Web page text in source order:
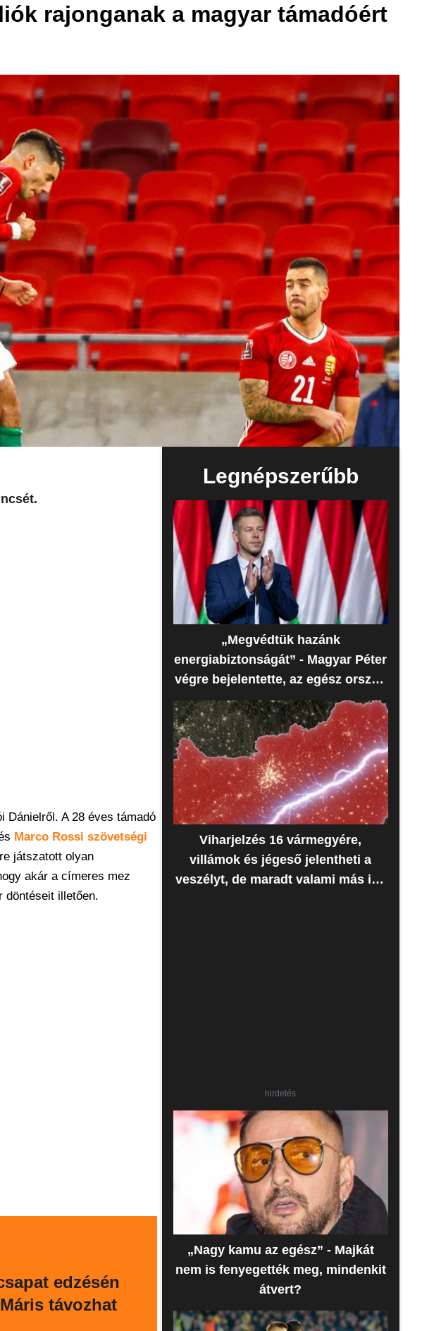
rajonganak a magyar támadóért
Dánielről. A 28 éves támadó
Marco Rossi szövetségi
játszatott olyan
akár a címeres mez
döntéseit illetően.
edzésén
távozhat
Legnépszerűbb
„Megvédtük hazánk
energiabiztonságát” - Magyar Péter
végre bejelentette, az egész ország
erre várt
Viharjelzés 16 vármegyére,
villámok és jégeső jelentheti a
veszélyt, de maradt valami más is -
hirdetés
„Nagy kamu az egész” - Majkát
nem is fenyegették meg, mindenkit
átvert?